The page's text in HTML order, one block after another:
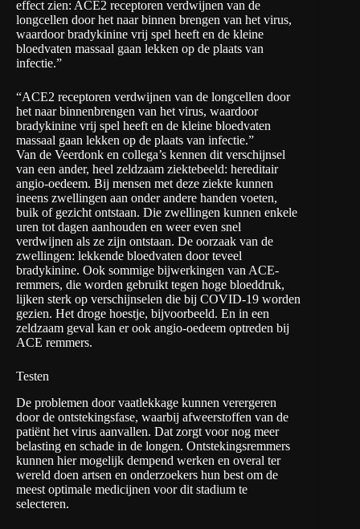
effect zien: ACE2 receptoren verdwijnen van de
longcellen door het naar binnen brengen van het virus,
waardoor bradykinine vrij spel heeft en de kleine
bloedvaten massaal gaan lekken op de plaats van
infectie.”
“ACE2 receptoren verdwijnen van de longcellen door
het naar binnenbrengen van het virus, waardoor
bradykinine vrij spel heeft en de kleine bloedvaten
massaal gaan lekken op de plaats van infectie.”
Van de Veerdonk en collega’s kennen dit verschijnsel
van een ander, heel zeldzaam ziektebeeld: hereditair
angio-oedeem. Bij mensen met deze ziekte kunnen
ineens zwellingen aan onder andere handen voeten,
buik of gezicht ontstaan. Die zwellingen kunnen enkele
uren tot dagen aanhouden en weer even snel
verdwijnen als ze zijn ontstaan. De oorzaak van de
zwellingen: lekkende bloedvaten door teveel
bradykinine. Ook sommige bijwerkingen van ACE-
remmers, die worden gebruikt tegen hoge bloeddruk,
lijken sterk op verschijnselen die bij COVID-19 worden
gezien. Het droge hoestje, bijvoorbeeld. En in een
zeldzaam geval kan er ook angio-oedeem optreden bij
ACE remmers.
Testen
De problemen door vaatlekkage kunnen verergeren
door de ontstekingsfase, waarbij afweerstoffen van de
patiënt het virus aanvallen. Dat zorgt voor nog meer
belasting en schade in de longen. Ontstekingsremmers
kunnen hier mogelijk dempend werken en overal ter
wereld doen artsen en onderzoekers hun best om de
meest optimale medicijnen voor dit stadium te
selecteren.